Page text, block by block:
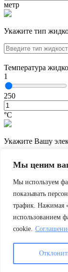
Мы ценим
Мы используем
показывать
трафик. Нажимая
использованием
cookie.
метр
Укажите тип
Температура
1
250
°С
Укажите Вашу
Шаг 2